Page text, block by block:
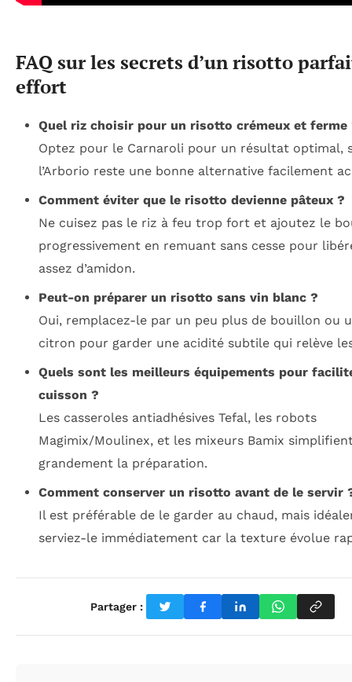
FAQ sur les secrets d’un risotto
effort
Quel riz choisir pour un risotto crémeux et ferme
Optez pour le Carnaroli pour un résultat optimal,
l’Arborio reste une bonne alternative facilement
Comment éviter que le risotto devienne pâteux ?
Ne cuisez pas le riz à feu trop fort et ajoutez le
progressivement en remuant sans cesse pour
assez d’amidon.
Peut-on préparer un risotto sans vin blanc ?
Oui, remplacez-le par un peu plus de bouillon ou
citron pour garder une acidité subtile qui relève
Quels sont les meilleurs équipements pour
cuisson ?
Les casseroles antiadhésives Tefal, les robots
Magimix/Moulinex, et les mixeurs Bamix
grandement la préparation.
Comment conserver un risotto avant de le servir
Il est préférable de le garder au chaud, mais
serviez-le immédiatement car la texture évolue
Partager :